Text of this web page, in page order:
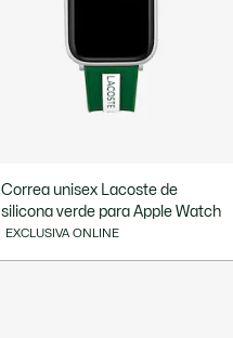
Correa unisex Lacoste de
silicona verde para Apple Watch
EXCLUSIVA ONLINE